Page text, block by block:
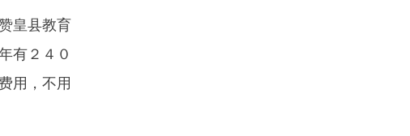
皇县教育
有２４０
用，不用